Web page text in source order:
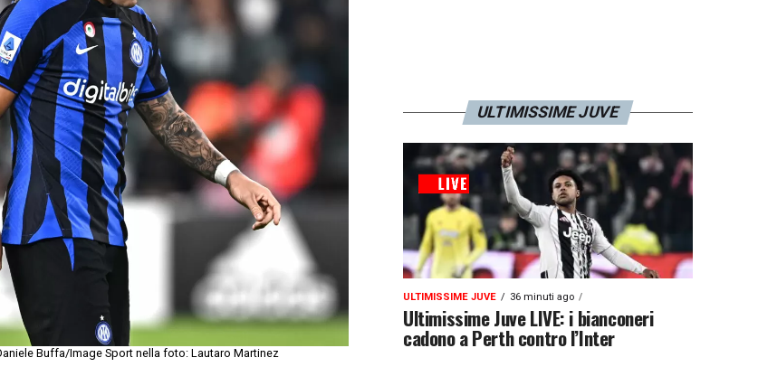
Buffa/Image Sport nella foto: Lautaro Martinez
ULTIMISSIME JUVE
ULTIMISSIME JUVE 36 minuti ago
Ultimissime Juve LIVE: i bianconeri
cadono a Perth contro l’Inter